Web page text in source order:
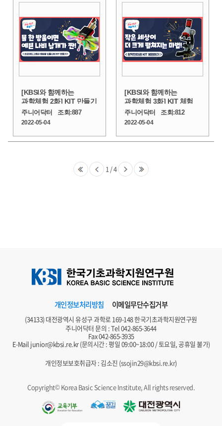
[KBSI와 함께하는
과학체험 2화] KIT 만들기
_크로마토그래피 태양광
진동나비
주니어닥터 조회:887
2022-05-04
[KBSI와 함께하는
과학체험 3화] KIT 체험_
광학현미경
주니어닥터 조회:812
2022-05-04
1 /4
개인정보처리방침 이메일무단수집거부
(34133) 대전광역시 유성구 과학로 169-148 한국기초과학지원연구원
주니어닥터 문의 : Tel042-865-3644
Fax 042-865-3935
E-Mail junior@kbsi.re.kr(문의시간 : 평일 09:00~18:00 / 토요일, 공휴일 불가)
개인정보보호취급자 : 김소진 (ssojin29@kbsi.re.kr)
Copyright© Korea Basic Science Institute, All rights reserved.